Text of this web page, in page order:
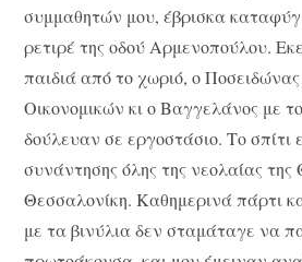
συμμαθητών μου, έβρισκα
ρετιρέ της οδού Αρμενοπούλου.
παιδιά από το χωριό, ο Ποσειδώνας
Οικονομικών κι ο Βαγγελάνος με
δούλευαν σε εργοστάσιο. Το σπίτι
συνάντησης όλης της νεολαίας
Θεσσαλονίκη. Καθημερινά πάρτι
με τα βινύλια δεν σταμάταγε να